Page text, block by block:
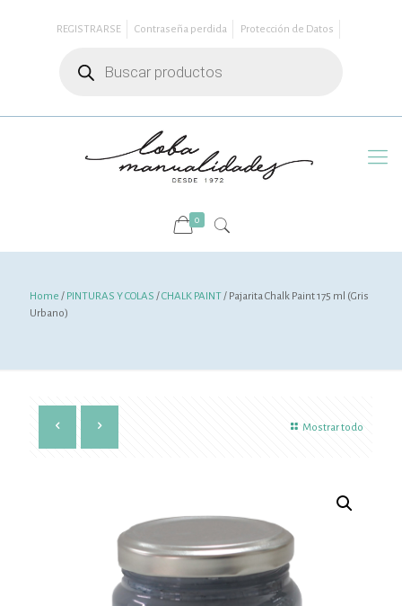
REGISTRARSE Contraseña perdida
Protección de Datos
productos
0
Home / PINTURAS Y COLAS /CHALK PAINT/ Pajarita Chalk Paint 175 ml (Gris
Urbano)
Mostrar todo